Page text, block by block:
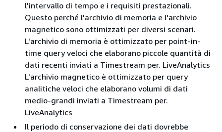
l'intervallo di tempo e i requisiti prestazionali.
Questo perché l'archivio di memoria e l'archivio
magnetico sono ottimizzati per diversi scenari.
L'archivio di memoria è ottimizzato per point-in-
time query veloci che elaborano piccole quantità di
dati recenti inviati a Timestream per. LiveAnalytics
L'archivio magnetico è ottimizzato per query
analitiche veloci che elaborano volumi di dati
medio-grandi inviati a Timestream per.
LiveAnalytics
Il periodo di conservazione dei dati dovrebbe